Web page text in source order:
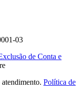
03
de Conta e
Política de